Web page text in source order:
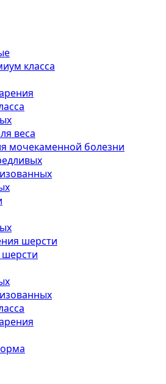
класса
веса
мочекаменной болезни
шерсти